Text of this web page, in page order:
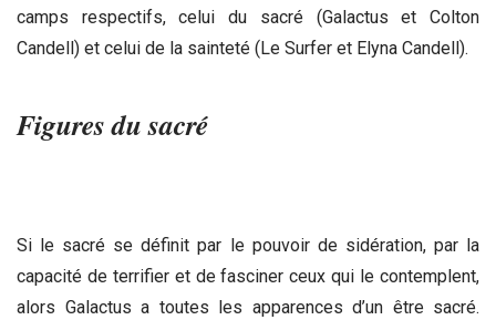
camps respectifs, celui du sacré (Galactus et Colton
Candell) et celui de la sainteté (Le Surfer et Elyna Candell).
Figures du sacré
Si le sacré se définit par le pouvoir de sidération, par la
capacité de terrifier et de fasciner ceux qui le contemplent,
alors Galactus a toutes les apparences d’un être sacré.